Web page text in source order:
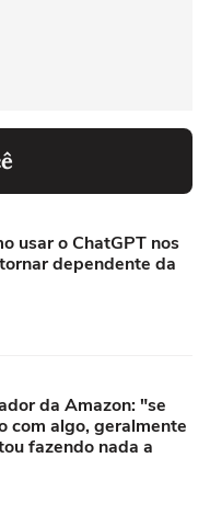
usar o ChatGPT nos
dependente da
da Amazon: "se
com algo, geralmente
fazendo nada a